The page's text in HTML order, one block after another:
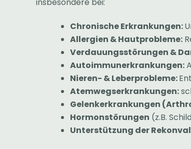
Chronische Erkrankungen:
Allergien & Hautprobleme:
Verdauungsstörungen &
Autoimmunerkrankungen:
Nieren- & Leberprobleme:
Atemwegserkrankungen:
Gelenkerkrankungen
Hormonstörungen (z.B.
Unterstützung der